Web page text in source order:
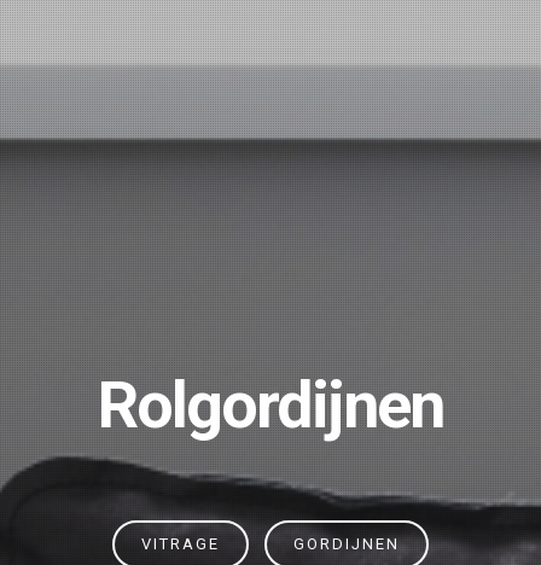
Op maat gemaakt
VITRAGE GORDIJNEN